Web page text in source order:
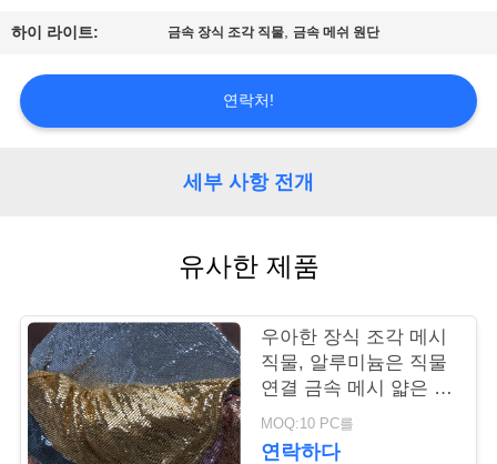
여
연
락
주
하이 라이트: 금속 장식 조각 직물, 금속 메쉬 원단
연락처!
세부 사항 전개
유사한 제품
우아한 장식 조각 메시
직물, 알루미늄은 직물
연결 금속 메시 얇은 조
각이 됩니다
MOQ:10 PC를
연락하다